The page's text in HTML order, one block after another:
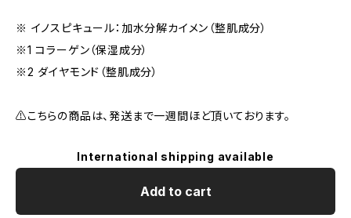
※ イノスピキュール：加水分解カイメン（整肌成分）
※1 コラーゲン（保湿成分）
※2 ダイヤモンド（整肌成分）
⚠️こちらの商品は、発送まで一週間ほど頂いております。
International shipping available
Add to cart